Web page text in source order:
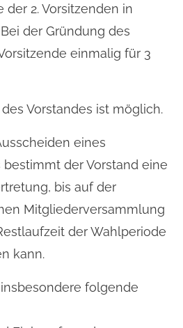
der 2. Vorsitzenden in
der Gründung des
einmalig für 3
Vorstandes ist möglich.
eines
der Vorstand eine
bis auf der
Mitgliederversammlung
der Wahlperiode
kann.
folgende